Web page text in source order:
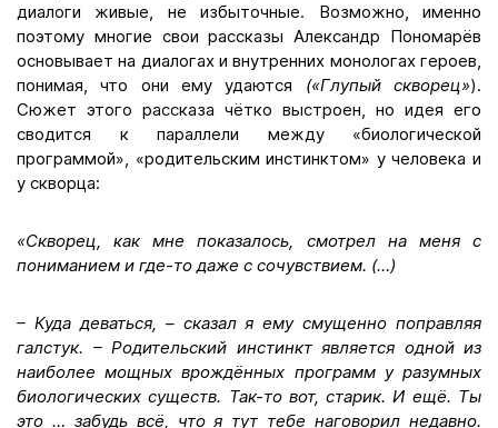
диалоги живые, не избыточные. Возможно, именно
поэтому многие свои рассказы Александр Пономарёв
основывает на диалогах и внутренних монологах героев,
понимая, что они ему удаются («Глупый скворец»).
Сюжет этого рассказа чётко выстроен, но идея его
сводится к параллели между «биологической
программой», «родительским инстинктом» у человека и
у скворца:
«Скворец, как мне показалось, смотрел на меня с
пониманием и где-то даже с сочувствием. (…)
– Куда деваться, – сказал я ему смущенно поправляя
галстук. – Родительский инстинкт является одной из
наиболее мощных врождённых программ у разумных
биологических существ. Так-то вот, старик. И ещё. Ты
это … забудь всё, что я тут тебе наговорил недавно.